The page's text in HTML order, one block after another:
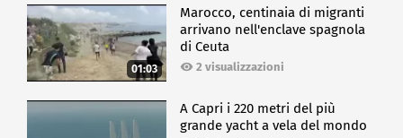
01:03
Marocco, centinaia di migranti
arrivano nell'enclave spagnola
di Ceuta
2 visualizzazioni
A Capri i 220 metri del più
grande yacht a vela del mondo